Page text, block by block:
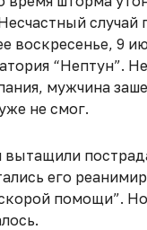
случай
воскресенье, 9
“Нептун”.
мужчина
не смог.
вытащили
его
помощи”.